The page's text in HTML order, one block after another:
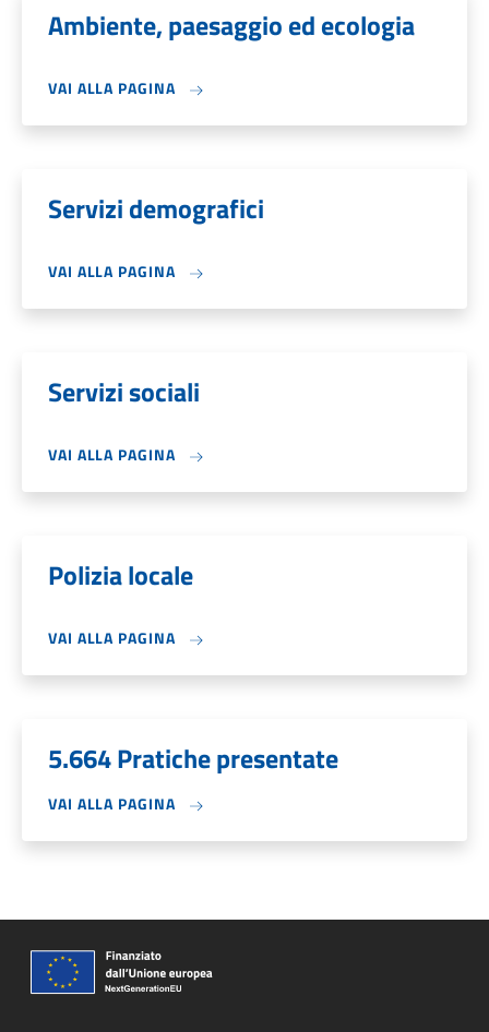
Ambiente, paesaggio ed ecologia
VAI ALLA PAGINA
Servizi demografici
VAI ALLA PAGINA
Servizi sociali
VAI ALLA PAGINA
Polizia locale
VAI ALLA PAGINA
5.664 Pratiche presentate
VAI ALLA PAGINA